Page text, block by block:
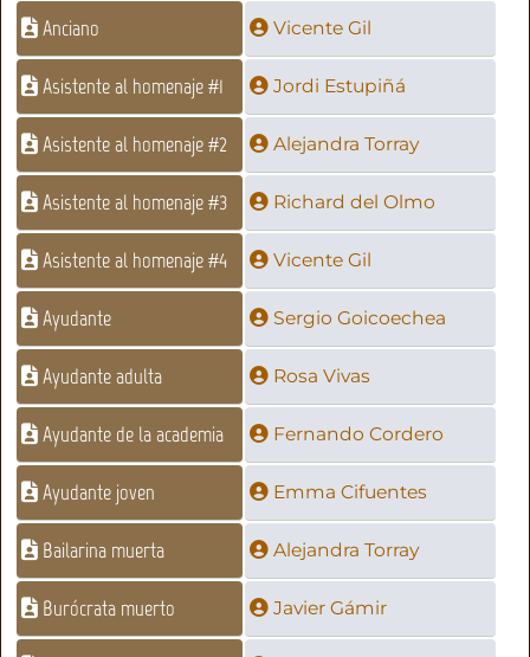
Anciano Vicente Gil
Asistente al homenaje #1 Jordi Estupiñá
Asistente al homenaje #2 Alejandra Torray
Asistente al homenaje #3 Richard del Olmo
Asistente al homenaje #4 Vicente Gil
Ayudante Sergio Goicoechea
Ayudante adulta Rosa Vivas
Ayudante de la academia Fernando Cordero
Ayudante joven Emma Cifuentes
Bailarina muerta Alejandra Torray
Burócrata muerto Javier Gámir